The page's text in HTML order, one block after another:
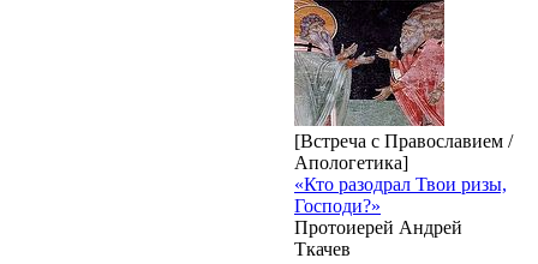
[Встреча с Православием /
Апологетика]
«Кто разодрал Твои ризы,
Господи?»
Протоиерей Андрей
Ткачев